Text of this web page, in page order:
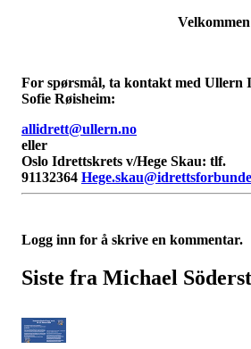
For spørsmål, ta kontakt med Ullern
Sofie Røisheim:
allidrett@ullern.no
eller
Oslo Idrettskrets v/Hege Skau: tlf.
91132364
Logg inn for å skrive en kommentar.
Siste fra Michael